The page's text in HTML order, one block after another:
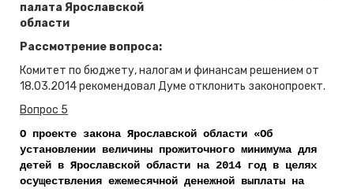
палата Ярославской
области
Рассмотрение вопроса:
Комитет по бюджету, налогам и финансам решением от
18.03.2014 рекомендовал Думе отклонить законопроект.
Вопрос 5
О проекте закона Ярославской области «Об
установлении величины прожиточного минимума для
детей в Ярославской области на 2014 год в целях
осуществления ежемесячной денежной выплаты на